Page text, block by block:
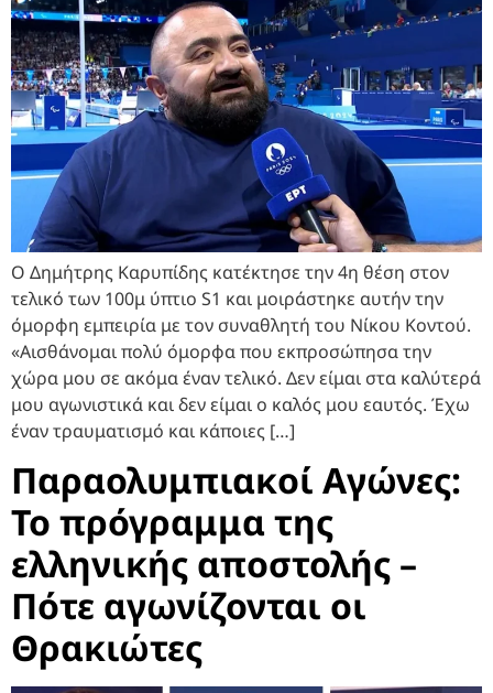
Ο Δημήτρης Καρυπίδης κατέκτησε την 4η θέση στον
τελικό των 100μ ύπτιο S1 και μοιράστηκε αυτήν την
όμορφη εμπειρία με τον συναθλητή του Νίκου Κοντού.
«Αισθάνομαι πολύ όμορφα που εκπροσώπησα την
χώρα μου σε ακόμα έναν τελικό. Δεν είμαι στα καλύτερά
μου αγωνιστικά και δεν είμαι ο καλός μου εαυτός. Έχω
έναν τραυματισμό και κάποιες […]
Παραολυμπιακοί Αγώνες:
Το πρόγραμμα της
ελληνικής αποστολής –
Πότε αγωνίζονται οι
Θρακιώτες